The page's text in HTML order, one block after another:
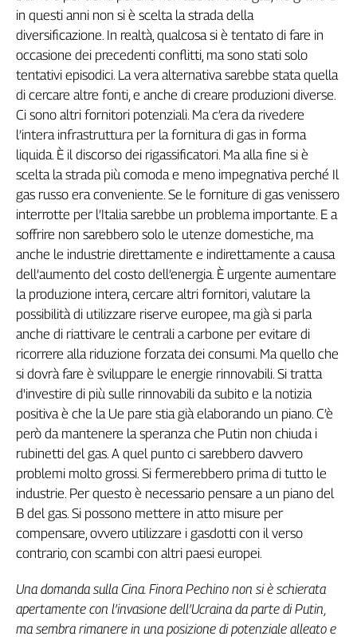
in questi anni non si è scelta la strada della
diversificazione. In realtà, qualcosa si è tentato di fare in
occasione dei precedenti conflitti, ma sono stati solo
tentativi episodici. La vera alternativa sarebbe stata quella
di cercare altre fonti, e anche di creare produzioni diverse.
Ci sono altri fornitori potenziali. Ma c’era da rivedere
l’intera infrastruttura per la fornitura di gas in forma
liquida. È il discorso dei rigassificatori. Ma alla fine si è
scelta la strada più comoda e meno impegnativa perché Il
gas russo era conveniente. Se le forniture di gas venissero
interrotte per l’Italia sarebbe un problema importante. E a
soffrire non sarebbero solo le utenze domestiche, ma
anche le industrie direttamente e indirettamente a causa
dell’aumento del costo dell’energia. È urgente aumentare
la produzione intera, cercare altri fornitori, valutare la
possibilità di utilizzare riserve europee, ma già si parla
anche di riattivare le centrali a carbone per evitare di
ricorrere alla riduzione forzata dei consumi. Ma quello che
si dovrà fare è sviluppare le energie rinnovabili. Si tratta
d'investire di più sulle rinnovabili da subito e la notizia
positiva è che la Ue pare stia già elaborando un piano. C’è
però da mantenere la speranza che Putin non chiuda i
rubinetti del gas. A quel punto ci sarebbero davvero
problemi molto grossi. Si fermerebbero prima di tutto le
industrie. Per questo è necessario pensare a un piano del
B del gas. Si possono mettere in atto misure per
compensare, ovvero utilizzare i gasdotti con il verso
contrario, con scambi con altri paesi europei.
Una domanda sulla Cina. Finora Pechino non si è schierata
apertamente con l’invasione dell’Ucraina da parte di Putin,
ma sembra rimanere in una posizione di potenziale alleato e